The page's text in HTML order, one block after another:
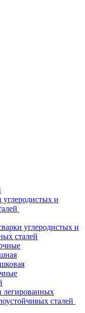
и
углеродистых и
сталей
легированных
сталей